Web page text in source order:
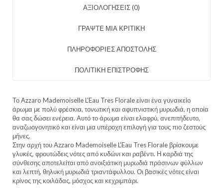
ΑΞΙΟΛΟΓΉΣΕΙΣ (0)
ΓΡΑΨΤΕ ΜΙΑ ΚΡΙΤΙΚΗ
ΠΛΗΡΟΦΟΡΙΕΣ ΑΠΟΣΤΟΛΗΣ
ΠΟΛΙΤΙΚΗ ΕΠΙΣΤΡΟΦΗΣ
Το Azzaro Mademoiselle L'Eau Tres Florale είναι ένα γυναικείο
άρωμα με πολύ φρέσκια, τονωτική και αφυπνιστική μυρωδιά, η οποία
θα σας δώσει ενέρεια. Αυτό το άρωμα είναι ελαφρύ, ανεπιτήδευτο,
αναζωογονητικό και είναι μια υπέροχη επιλογή για τους πιο ζεστούς
μήνες.
Στην αρχή του Azzaro Mademoiselle L'Eau Tres Florale βρίσκουμε
γλυκές, φρουτώδεις νότες από κυδώνι και ραβέντι. Η καρδιά της
σύνθεσης αποτελείται από ανοιξιάτικη μυρωδιά πράσινων φύλλων
και λεπτή, θηλυκή μυρωδιά τριαντάφυλλου. Οι βασικές νότες είναι
κρίνος της κοιλάδας, μόσχος και κεχριμπάρι.